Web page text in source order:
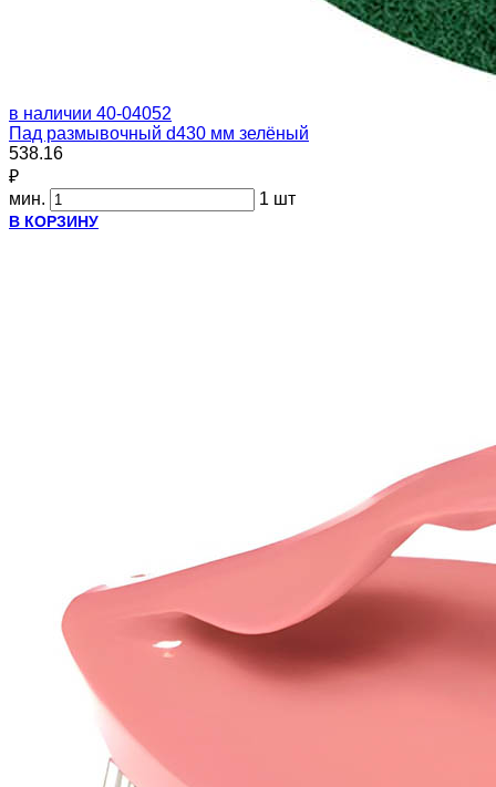
в наличии 40-04052
Пад размывочный d430 мм зелёный
538.16
₽
мин.
1 шт
В КОРЗИНУ